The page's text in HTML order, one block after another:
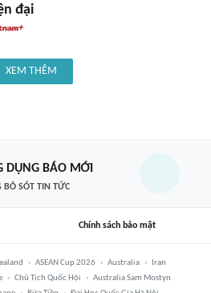
đại
XEM THÊM
DỤNG BÁO MỚI
BỎ SÓT TIN TỨC
Chính sách bảo mật
ASEAN Cup 2026 Australia
Iran
Chủ Tịch Quốc Hội
Australia Sam Mostyn